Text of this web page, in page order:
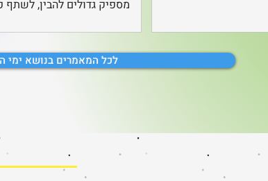
מספיק גדולים כדי
ושיתוף פעולה
לתמונה מפעיל ליום
במאמר הזה נסביר
מספיק גדולים להבין, לשתף
מספיק כדי להתרגש מכל פרט
שיר הכניסה. בדיוק בנקודה
במאמר הזה נסביר איזה סוגי
למה כל כך כדאי להזמין
לכל המאמרים בנושא ימי